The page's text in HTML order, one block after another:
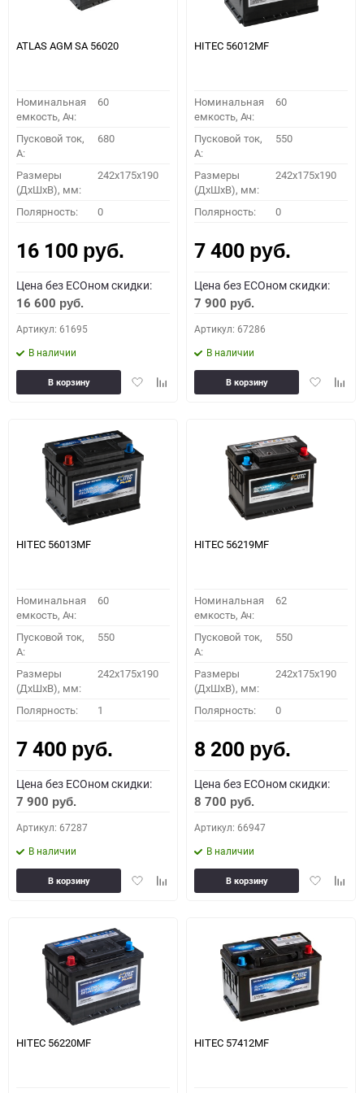
ATLAS AGM SA 56020
Номинальная
емкость, Ач:
60
Пусковой ток,
A:
680
Размеры
(ДхШхВ), мм:
242x175x190
Полярность: 0
16 100 руб.
Цена без ECOном скидки:
16 600 руб.
Артикул: 61695
В наличии
ДобавитьДобавить
В корзину
HITEC 56012MF
Номинальная
емкость, Ач:
60
Пусковой ток,
A:
550
Размеры
(ДхШхВ), мм:
242x175x190
Полярность: 0
7 400 руб.
Цена без ECOном скидки:
7 900 руб.
Артикул: 67286
В наличии
Добавить
В корзину
HITEC 56013MF
Номинальная
емкость, Ач:
60
Пусковой ток,
A:
550
Размеры
(ДхШхВ), мм:
242x175x190
Полярность: 1
7 400 руб.
Цена без ECOном скидки:
7 900 руб.
Артикул: 67287
В наличии
ДобавитьДобавить
В корзину
HITEC 56219MF
Номинальная
емкость, Ач:
62
Пусковой ток,
A:
550
Размеры
(ДхШхВ), мм:
242x175x190
Полярность: 0
8 200 руб.
Цена без ECOном скидки:
8 700 руб.
Артикул: 66947
В наличии
Добавить
В корзину
HITEC 56220MF HITEC 57412MF